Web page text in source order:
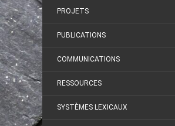
PROJETS
PUBLICATIONS
COMMUNICATIONS
RESSOURCES
SYSTÈMES LEXICAUX